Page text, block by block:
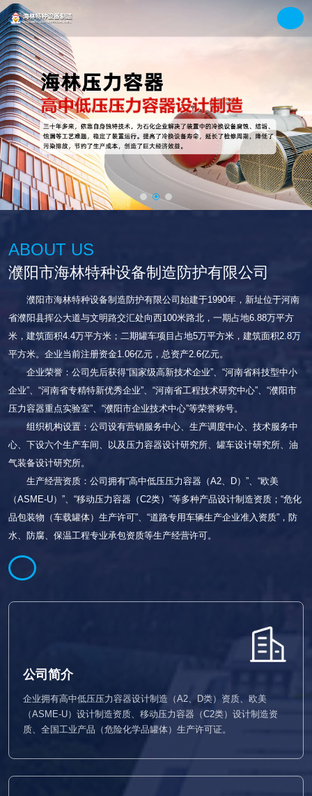
ABOUT US
濮阳市海林特种设备制造防护有限公司
濮阳市海林特种设备制造防护有限公司始建于1990年，新址位于河南
省濮阳县挥公大道与文明路交汇处向西100米路北，一期占地6.88万平方
米，建筑面积4.4万平方米；二期罐车项目占地5万平方米，建筑面积2.8万
平方米。企业当前注册资金1.06亿元，总资产2.6亿元。
企业荣誉：公司先后获得“国家级高新技术企业”、“河南省科技型中小
企业”、“河南省专精特新优秀企业”、“河南省工程技术研究中心”、“濮阳市
压力容器重点实验室”、“濮阳市企业技术中心”等荣誉称号。
组织机构设置：公司设有营销服务中心、生产调度中心、技术服务中
心、下设六个生产车间、以及压力容器设计研究所、罐车设计研究所、油
气装备设计研究所。
生产经营资质：公司拥有“高中低压压力容器（A2、D）”、“欧美
（ASME-U）”、“移动压力容器（C2类）”等多种产品设计制造资质；“危化
品包装物（车载罐体）生产许可”、“道路专用车辆生产企业准入资质”，防
水、防腐、保温工程专业承包资质等生产经营许可。
公司简介
企业拥有高中低压压力容器设计制造（A2、D类）资质、欧美
（ASME-U）设计制造资质、移动压力容器（C2类）设计制造资
质、全国工业产品（危险化学品罐体）生产许可证。